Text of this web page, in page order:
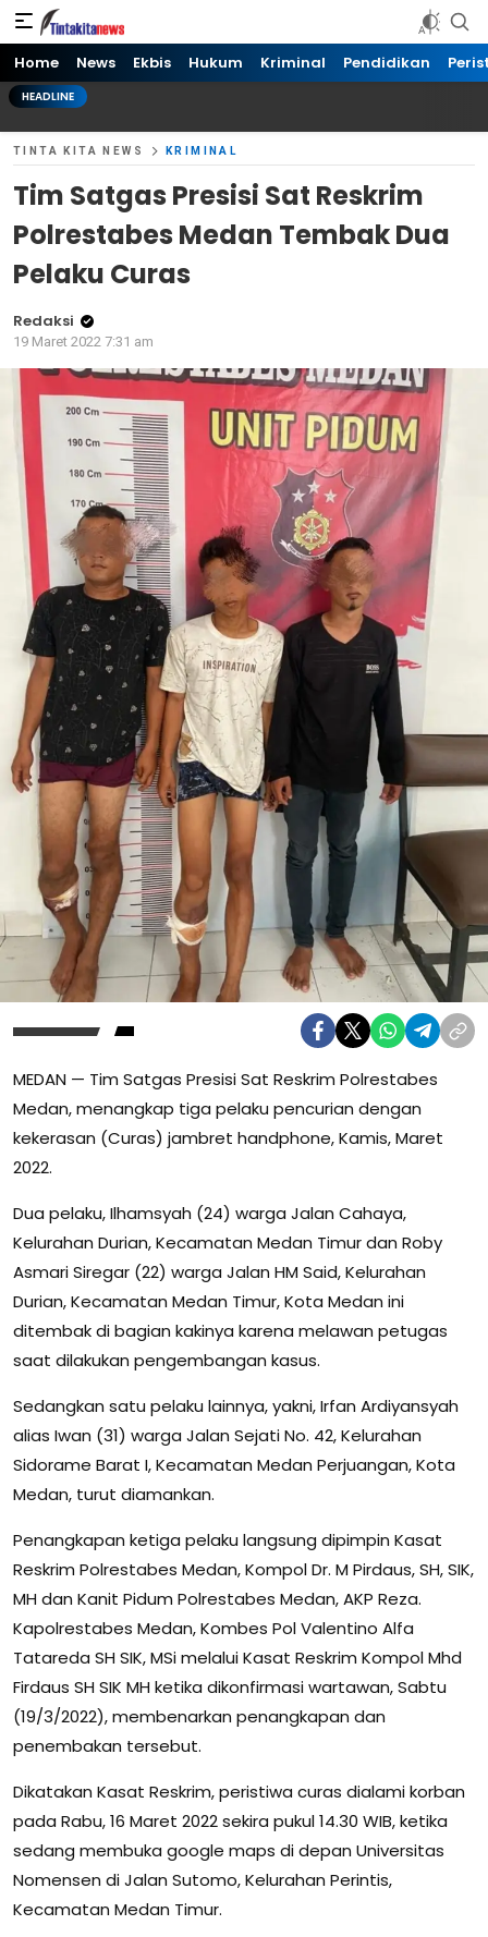
Tinta kita News
Informasi Terkini
Home News Ekbis Hukum Kriminal Pendidikan
HEADLINE
TINTA KITA NEWS KRIMINAL
Tim Satgas Presisi Sat Reskrim
Polrestabes Medan Tembak Dua
Pelaku Curas
Redaksi
19 Maret 2022 7:31 am
MEDAN — Tim Satgas Presisi Sat Reskrim Polrestabes
Medan, menangkap tiga pelaku pencurian dengan
kekerasan (Curas) jambret handphone, Kamis, Maret
2022.
Dua pelaku, Ilhamsyah (24) warga Jalan Cahaya,
Kelurahan Durian, Kecamatan Medan Timur dan Roby
Asmari Siregar (22) warga Jalan HM Said, Kelurahan
Durian, Kecamatan Medan Timur, Kota Medan ini
ditembak di bagian kakinya karena melawan petugas
saat dilakukan pengembangan kasus.
Sedangkan satu pelaku lainnya, yakni, Irfan Ardiyansyah
alias Iwan (31) warga Jalan Sejati No. 42, Kelurahan
Sidorame Barat I, Kecamatan Medan Perjuangan, Kota
Medan, turut diamankan.
Penangkapan ketiga pelaku langsung dipimpin Kasat
Reskrim Polrestabes Medan, Kompol Dr. M Pirdaus, SH, SIK,
MH dan Kanit Pidum Polrestabes Medan, AKP Reza.
Kapolrestabes Medan, Kombes Pol Valentino Alfa
Tatareda SH SIK, MSi melalui Kasat Reskrim Kompol Mhd
Firdaus SH SIK MH ketika dikonfirmasi wartawan, Sabtu
(19/3/2022), membenarkan penangkapan dan
penembakan tersebut.
Dikatakan Kasat Reskrim, peristiwa curas dialami korban
pada Rabu, 16 Maret 2022 sekira pukul 14.30 WIB, ketika
sedang membuka google maps di depan Universitas
Nomensen di Jalan Sutomo, Kelurahan Perintis,
Kecamatan Medan Timur.